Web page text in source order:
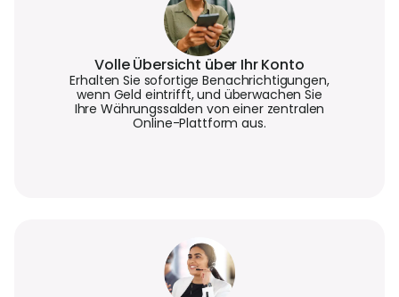
Volle Übersicht über Ihr Konto
Erhalten Sie sofortige Benachrichtigungen,
wenn Geld eintrifft, und überwachen Sie
Ihre Währungssalden von einer zentralen
Online-Plattform aus.